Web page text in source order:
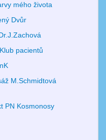
mého života
Dvůr
pacientů
M.Schmidtová
PN Kosmonosy